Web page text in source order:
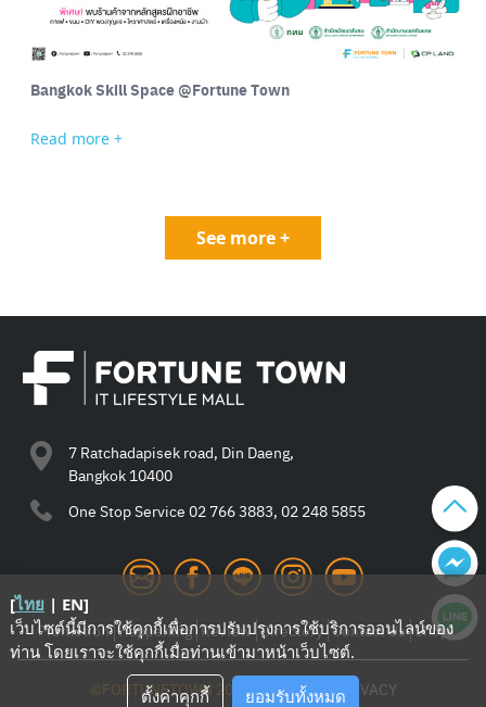
Bangkok Skill Space @Fortune Town
Read more +
See more +
7 Ratchadapisek road, Din Daeng,
Bangkok 10400
One Stop Service 02 766 3883, 02 248 5855
Promotion Happening Review Directory Contact Us Shop
©FORTUNETOWN 2021—TERMS—PRIVACY
[ไทย | EN]
เว็บไซต์นี้มีการใช้คุกกี้เพื่อการปรับปรุงการใช้บริการออนไลน์ของ
ท่าน โดยเราจะใช้คุกกี้เมื่อท่านเข้ามาหน้าเว็บไซต์.
ตั้งค่าคุกกี้ ยอมรับทั้งหมด